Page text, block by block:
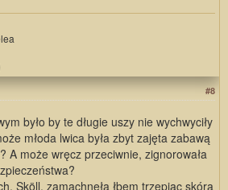
#8
było by te długie uszy nie wychwyciły
młoda lwica była zbyt zajęta zabawą
A może wręcz przeciwnie, zignorowała
Sköll, zamachnęła łbem trzepiąc skórą